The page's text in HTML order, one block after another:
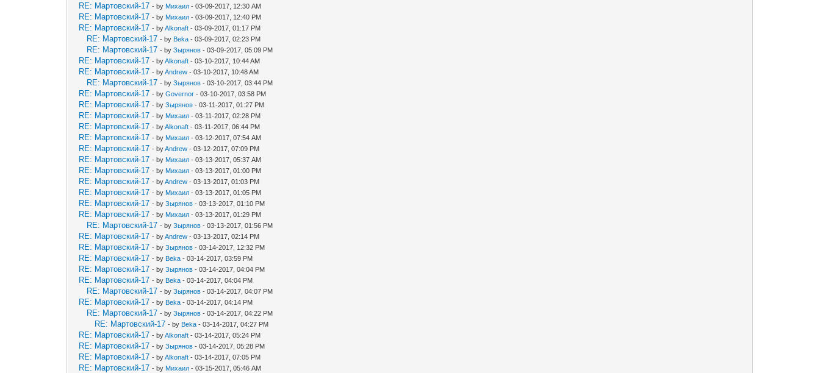
RE: Мартовский-17 - by Михаил - 03-09-2017, 12:30 AM
RE: Мартовский-17 - by Михаил - 03-09-2017, 12:40 PM
RE: Мартовский-17 - byAlkonaft - 03-09-2017, 01:17 PM
RE: Мартовский-17 - by Beka - 03-09-2017, 02:23 PM
RE: Мартовский-17 - byЗырянов - 03-09-2017, 05:09 PM
RE: Мартовский-17 - byAlkonaft - 03-10-2017, 10:44 AM
RE: Мартовский-17 - byAndrew - 03-10-2017, 10:48 AM
RE: Мартовский-17 - byЗырянов - 03-10-2017, 03:44 PM
RE: Мартовский-17 - byGovernor - 03-10-2017, 03:58 PM
RE: Мартовский-17 - byЗырянов - 03-11-2017, 01:27 PM
RE: Мартовский-17 - by Михаил - 03-11-2017, 02:28 PM
RE: Мартовский-17 - byAlkonaft - 03-11-2017, 06:44 PM
RE: Мартовский-17 - by Михаил - 03-12-2017, 07:54 AM
RE: Мартовский-17 - byAndrew - 03-12-2017, 07:09 PM
RE: Мартовский-17 - by Михаил - 03-13-2017, 05:37 AM
RE: Мартовский-17 - by Михаил - 03-13-2017, 01:00 PM
RE: Мартовский-17 - byAndrew - 03-13-2017, 01:03 PM
RE: Мартовский-17 - by Михаил - 03-13-2017, 01:05 PM
RE: Мартовский-17 - byЗырянов - 03-13-2017, 01:10 PM
RE: Мартовский-17 - by Михаил - 03-13-2017, 01:29 PM
RE: Мартовский-17 - byЗырянов - 03-13-2017, 01:56 PM
RE: Мартовский-17 - byAndrew - 03-13-2017, 02:14 PM
RE: Мартовский-17 - byЗырянов - 03-14-2017, 12:32 PM
RE: Мартовский-17 - by Beka - 03-14-2017, 03:59 PM
RE: Мартовский-17 - byЗырянов - 03-14-2017, 04:04 PM
RE: Мартовский-17 - by Beka - 03-14-2017, 04:04 PM
RE: Мартовский-17 - byЗырянов - 03-14-2017, 04:07 PM
RE: Мартовский-17 - by Beka - 03-14-2017, 04:14 PM
RE: Мартовский-17 - byЗырянов - 03-14-2017, 04:22 PM
RE: Мартовский-17 - by Beka - 03-14-2017, 04:27 PM
RE: Мартовский-17 - byAlkonaft - 03-14-2017, 05:24 PM
RE: Мартовский-17 - byЗырянов - 03-14-2017, 05:28 PM
RE: Мартовский-17 - byAlkonaft - 03-14-2017, 07:05 PM
RE: Мартовский-17 - by Михаил - 03-15-2017, 05:46 AM